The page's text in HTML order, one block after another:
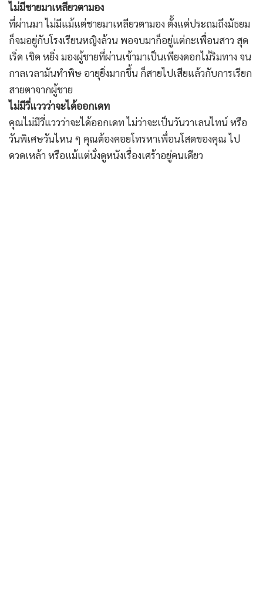
ไม่มีชายมาเหลียวตามอง
ที่ผ่านมา ไม่มีแม้แต่ชายมาเหลียวตามอง ตั้งแต่ประถมถึงมัธยม
ก็จมอยู่กับโรงเรียนหญิงล้วน พอจบมาก็อยู่แต่กะเพื่อนสาว สุด
เริ่ด เชิด หยิ่ง มองผู้ชายที่ผ่านเข้ามาเป็นเพียงดอกไม้ริมทาง จน
กาลเวลามันทำพิษ อายุยิ่งมากขึ้น ก็สายไปเสียแล้วกับการเรียก
สายตาจากผู้ชาย
ไม่มีวี่แววว่าจะได้ออกเดท
คุณไม่มีวี่แววว่าจะได้ออกเดท ไม่ว่าจะเป็นวันวาเลนไทน์ หรือ
วันพิเศษวันไหน ๆ คุณต้องคอยโทรหาเพื่อนโสดของคุณ ไป
ดวดเหล้า หรือแม้แต่นั่งดูหนังเรื่องเศร้าอยู่คนเดียว